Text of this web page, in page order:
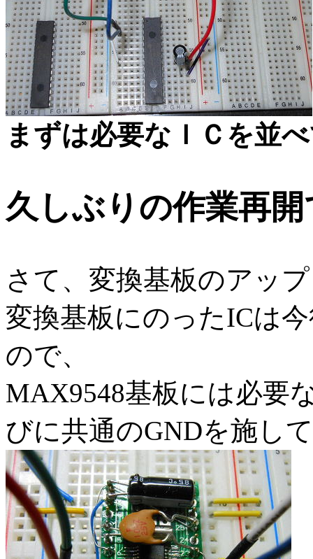
まずは必要なＩＣを並
久しぶりの作業再
さて、変換基板のアッ
変換基板にのったICは
ので、
MAX9548基板には必要
びに共通のGNDを施し